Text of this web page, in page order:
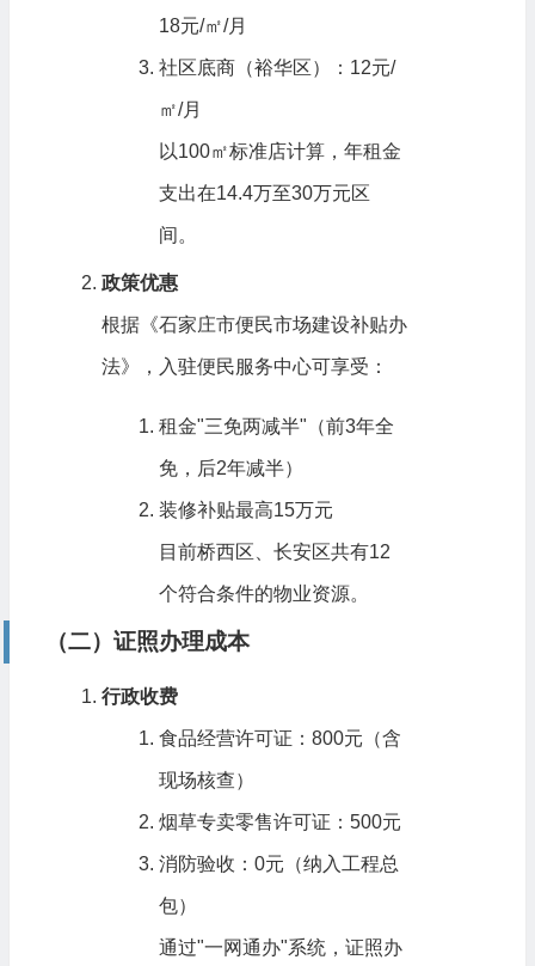
18元/㎡/月
社区底商（裕华区）：12元/
㎡/月
以100㎡标准店计算，年租金
支出在14.4万至30万元区
间。
政策优惠
根据《石家庄市便民市场建设补贴办
法》，入驻便民服务中心可享受：
租金"三免两减半"（前3年全
免，后2年减半）
装修补贴最高15万元
目前桥西区、长安区共有12
个符合条件的物业资源。
（二）证照办理成本
行政收费
食品经营许可证：800元（含
现场核查）
烟草专卖零售许可证：500元
消防验收：0元（纳入工程总
包）
通过"一网通办"系统，证照办